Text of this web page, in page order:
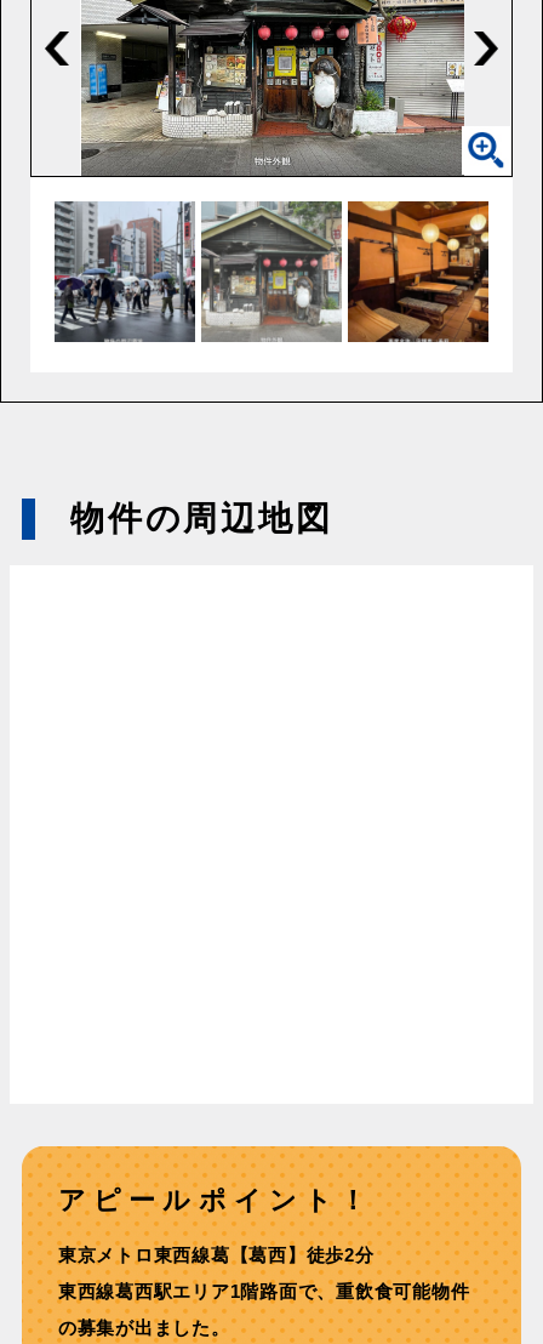
物件の周辺地図
アピールポイント！
東京メトロ東西線葛【葛西】徒歩2分
東西線葛西駅エリア1階路面で、重飲食可能物件
の募集が出ました。